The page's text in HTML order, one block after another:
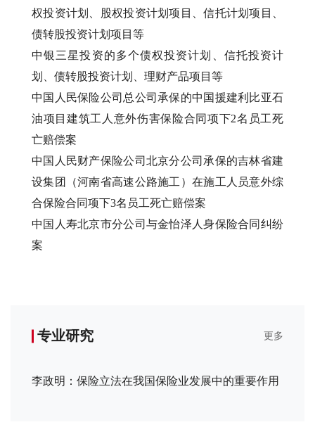
权投资计划、股权投资计划项目、信托计划项目、
债转股投资计划项目等
中银三星投资的多个债权投资计划、信托投资计
划、债转股投资计划、理财产品项目等
中国人民保险公司总公司承保的中国援建利比亚石
油项目建筑工人意外伤害保险合同项下2名员工死
亡赔偿案
中国人民财产保险公司北京分公司承保的吉林省建
设集团（河南省高速公路施工）在施工人员意外综
合保险合同项下3名员工死亡赔偿案
中国人寿北京市分公司与金怡泽人身保险合同纠纷
案
专业研究 更多
李政明：保险立法在我国保险业发展中的重要作用